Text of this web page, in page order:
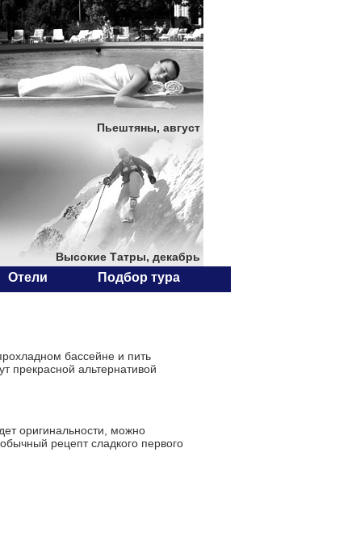
Пьештяны, август
Высокие Татры, декабрь
Отели Подбор тура
бассейне и пить
прекрасной альтернативой
оригинальности, можно
рецепт сладкого первого